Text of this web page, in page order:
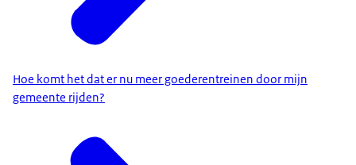
Hoe komt het dat er nu meer goederentreinen door mijn
gemeente rijden?